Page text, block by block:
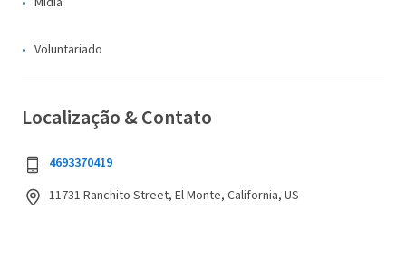
Voluntariado
Localização & Contato
4693370419
11731 Ranchito Street, El Monte, California, US